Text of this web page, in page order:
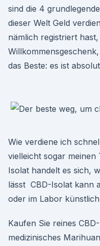
sind die 4
dieser Welt Geld
nämlich registriert
das Beste: es ist
Wie verdiene ich
vielleicht sogar meinen
Isolat handelt es sich,
lässt CBD-Isolat kann
oder im Labor
Kaufen Sie reines
medizinisches